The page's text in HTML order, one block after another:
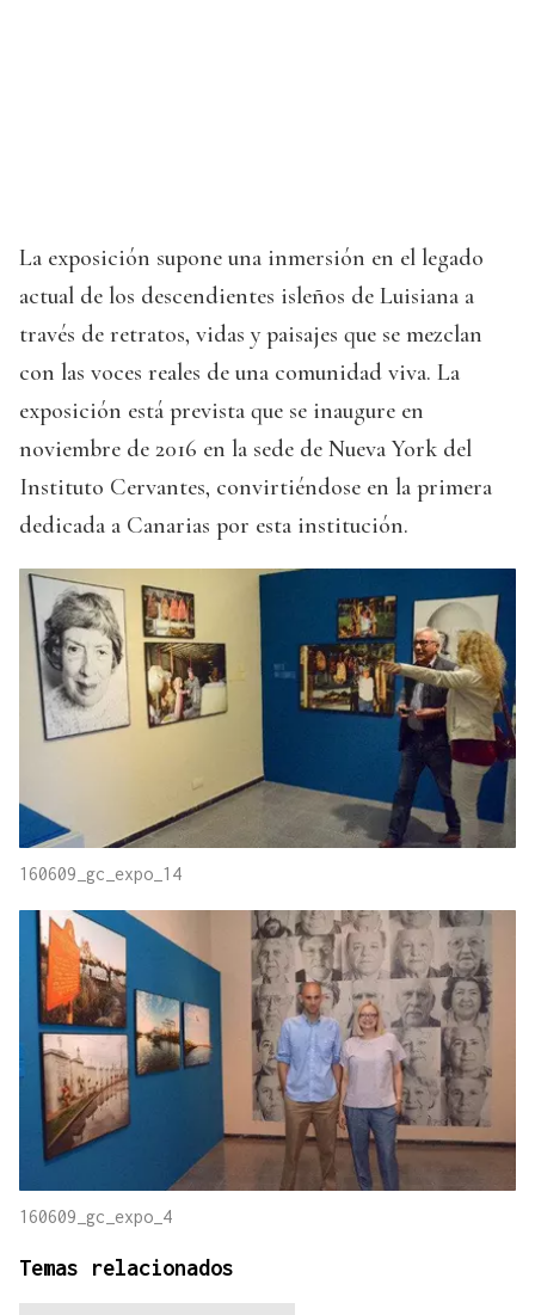
La exposición supone una inmersión en el legado
actual de los descendientes isleños de Luisiana a
través de retratos, vidas y paisajes que se mezclan
con las voces reales de una comunidad viva. La
exposición está prevista que se inaugure en
noviembre de 2016 en la sede de Nueva York del
Instituto Cervantes, convirtiéndose en la primera
dedicada a Canarias por esta institución.
160609_gc_expo_14
160609_gc_expo_4
Temas relacionados